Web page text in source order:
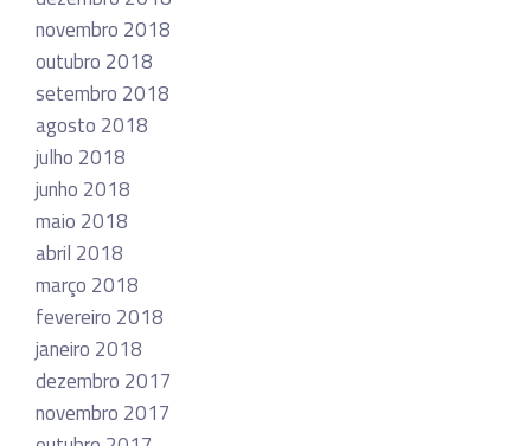
novembro 2018
outubro 2018
setembro 2018
agosto 2018
julho 2018
junho 2018
maio 2018
abril 2018
março 2018
fevereiro 2018
janeiro 2018
dezembro 2017
novembro 2017